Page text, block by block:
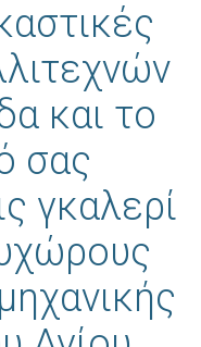
και το
σας
γκαλερί